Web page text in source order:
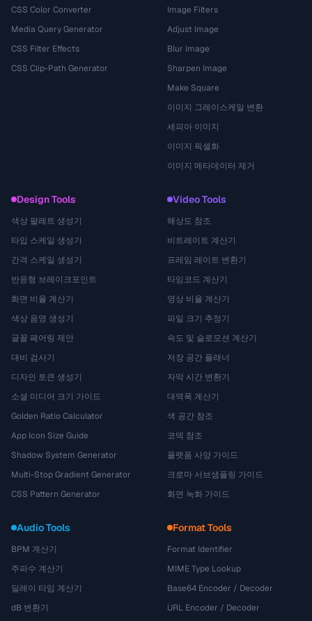
CSS Color Converter
Media Query Generator
CSS Filter Effects
CSS Clip-Path Generator
Image Filters
Adjust Image
Blur Image
Sharpen Image
Make Square
이미지 그레이스케일 변환
세피아 이미지
이미지 픽셀화
이미지 메타데이터 제거
Design Tools
색상 팔레트 생성기
타입 스케일 생성기
간격 스케일 생성기
반응형 브레이크포인트
화면 비율 계산기
색상 음영 생성기
글꼴 페어링 제안
대비 검사기
디자인 토큰 생성기
소셜 미디어 크기 가이드
Golden Ratio Calculator
App Icon Size Guide
Shadow System Generator
Multi-Stop Gradient Generator
CSS Pattern Generator
Video Tools
해상도 참조
비트레이트 계산기
프레임 레이트 변환기
타임코드 계산기
영상 비율 계산기
파일 크기 추정기
속도 및 슬로모션 계산기
저장 공간 플래너
자막 시간 변환기
대역폭 계산기
색 공간 참조
코덱 참조
플랫폼 사양 가이드
크로마 서브샘플링 가이드
화면 녹화 가이드
Audio Tools
BPM 계산기
주파수 계산기
딜레이 타임 계산기
dB 변환기
Format Tools
Format Identifier
MIME Type Lookup
Base64 Encoder / Decoder
URL Encoder / Decoder